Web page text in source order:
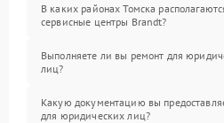
В каких районах Томска
сервисные центры Brandt?
Выполняете ли вы ремонт для
лиц?
Какую документацию вы
для юридических лиц?